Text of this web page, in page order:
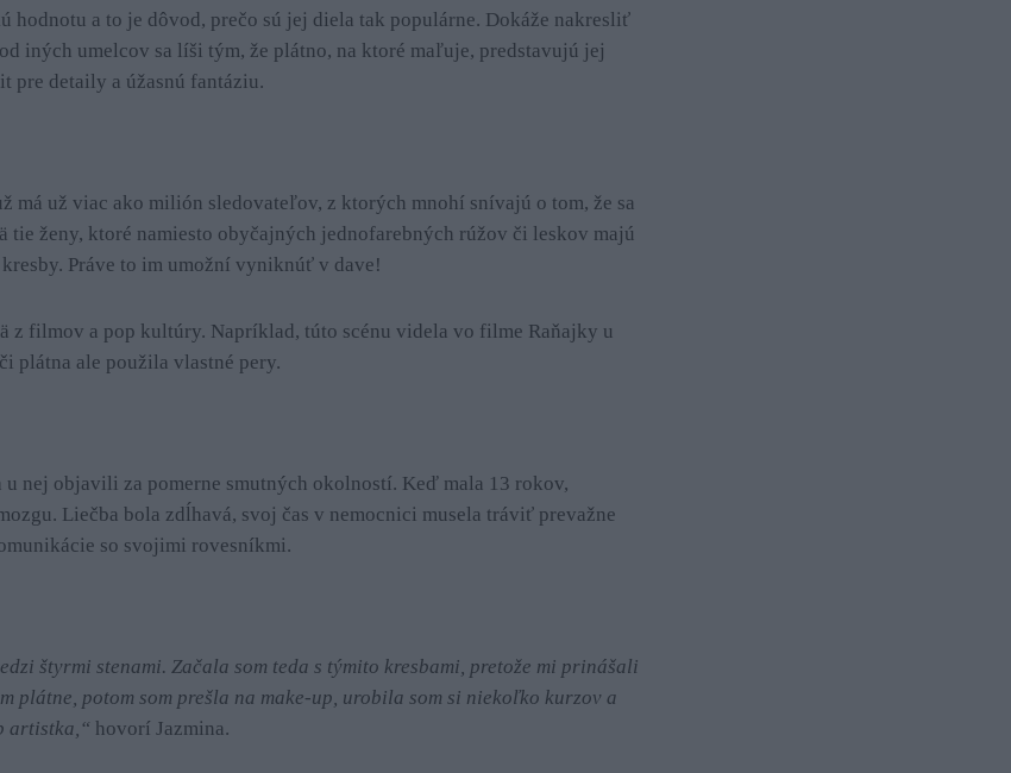
hodnotu a to je dôvod, prečo sú jej diela tak populárne. Dokáže nakresliť
iných umelcov sa líši tým, že plátno, na ktoré maľuje, predstavujú jej
pre detaily a úžasnú fantáziu.
má už viac ako milión sledovateľov, z ktorých mnohí snívajú o tom, že sa
tie ženy, ktoré namiesto obyčajných jednofarebných rúžov či leskov majú
Práve to im umožní vyniknúť v dave!
z filmov a pop kultúry. Napríklad, túto scénu videla vo filme Raňajky u
plátna ale použila vlastné pery.
u nej objavili za pomerne smutných okolností. Keď mala 13 rokov,
Liečba bola zdĺhavá, svoj čas v nemocnici musela tráviť prevažne
so svojimi rovesníkmi.
štyrmi stenami. Začala som teda s týmito kresbami, pretože mi prinášali
plátne, potom som prešla na make-up, urobila som si niekoľko kurzov a
artistka,“ hovorí Jazmina.